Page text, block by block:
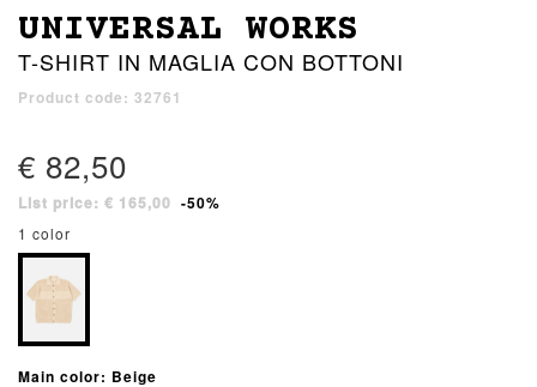
UNIVERSAL WORKS
T-SHIRT IN MAGLIA CON BOTTONI
Product code: 32761
€ 82,50
List price: € 165,00 -50%
1 color
Main color: Beige